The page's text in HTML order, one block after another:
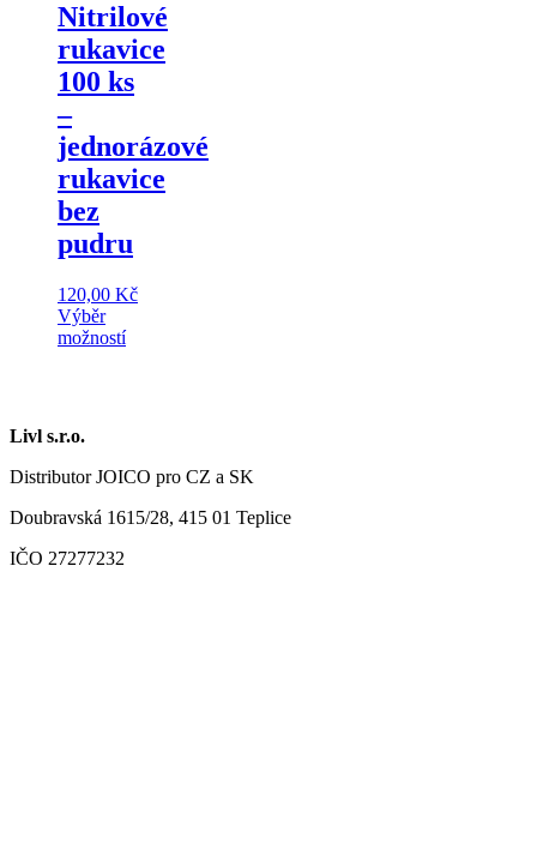
Nitrilové
rukavice
100 ks
–
jednorázové
rukavice
bez
pudru
120,00 Kč
Výběr
možností
variant.
Možnosti
lze
vybrat
na
stránce
Livl s.r.o.
Distributor JOICO pro CZ a SK
Doubravská 1615/28, 415 01 Teplice
IČO 27277232